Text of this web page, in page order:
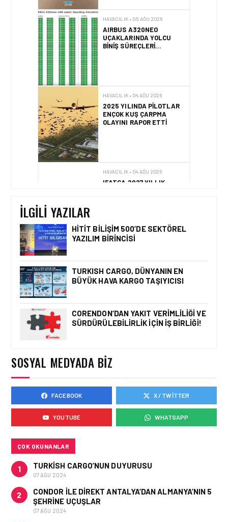
HAVACILIK • 05 AĞU 2026
AIRBUS A320NEO
UÇAKLARINDA YOLCU
BINIŞ SÜREÇLERI
HAVACILIK • 04 AĞU 2026
2025 YILINDA PILOTLAR
ENÇOK KUŞ ÇARPMA
OLAYINI RAPOR ETTI
HAVACILIK • 04 AĞU 2026
IFATCA 2027 YILLIK
SEKTÖREL YAZILIM
BIRINCISI
HAVACILIK • 05 AĞU 2026
ALINIYOR?
HAVACILIK • 05 AĞU 2026
ÇELEBI HAVACILIK
MACARISTAN’DAN
BUDAPEŞTE GÖNÜLLÜ
İLGILI YAZILAR
HITIT BILIŞIM 500’DE SEKTÖREL
YAZILIM BIRINCISI
TURKISH CARGO, DÜNYANIN EN
BÜYÜK HAVA KARGO TAŞIYICISI
CORENDON’DAN YAKIT VERIMLILIĞI VE
SÜRDÜRÜLEBILIRLIK IÇIN İŞ BIRLIĞI!
SOSYAL MEDYADA BIZ
FACEBOOK X / TWITTER
YOUTUBE WHATSAPP
ÇOK OKUNANLAR
1 TURKISH CARGO’NUN DUYURUSU
07 AĞU 2024
2
CONDOR ILE DIREKT ANTALYA’DAN ALMANYA’NIN 5
ŞEHRINE UÇUŞLAR
07 AĞU 2024